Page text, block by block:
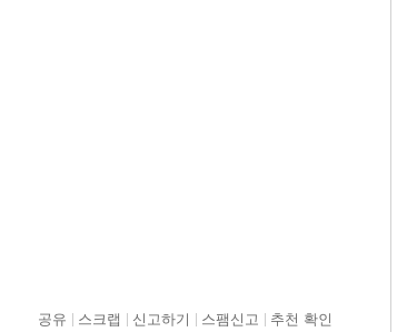
공유 스크랩 신고하기 스팸신고 추천 확인